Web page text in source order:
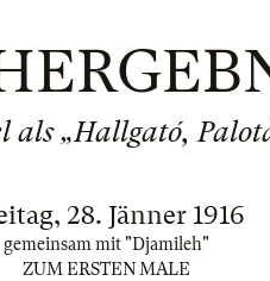
„Hallgató,
28. Jänner 1916
gemeinsam mit "Djamileh"
ZUM ERSTEN MALE